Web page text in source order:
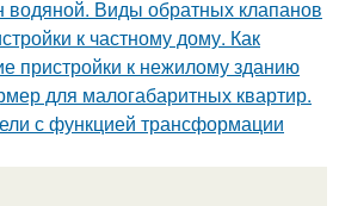
водяной. Виды обратных клапанов
к частному дому. Как
пристройки к нежилому зданию
для малогабаритных квартир.
с функцией трансформации